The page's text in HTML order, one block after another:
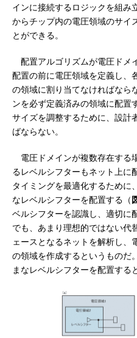
インに接続するロジックを組み
からチップ内の電圧領域のサイ
とができる。
配置アルゴリズムが電圧ドメ
配置の前に電圧領域を定義し、
の領域に割り当てなければなら
ンを必ず定義済みの領域に配置
サイズを調整するために、設計
ばならない。
電圧ドメインが複数存在する
るレベルシフターもネット上に
タイミングを最適化するために
なレベルシフターを配置する（
ベルシフターを認識し、適切に
でも、あまり理想的ではない代
ェースとなるネットを解析し、
の領域を作成するというものだ
まなレベルシフターを配置する